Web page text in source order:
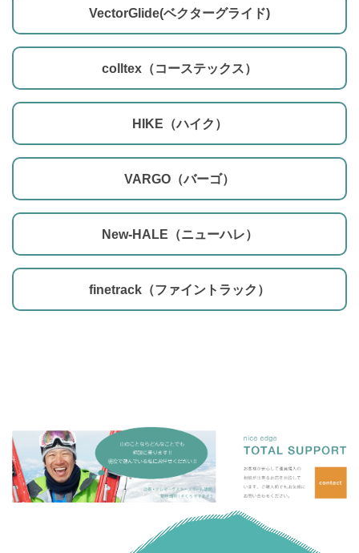
VectorGlide(ベクターグライド)
colltex（コーステックス）
HIKE（ハイク）
VARGO（バーゴ）
New-HALE（ニューハレ）
finetrack（ファイントラック）